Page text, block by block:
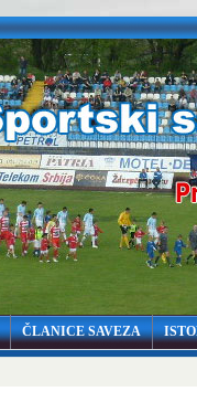
ČLANICE SAVEZA